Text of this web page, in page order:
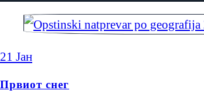
21 Јан
Првиот снег